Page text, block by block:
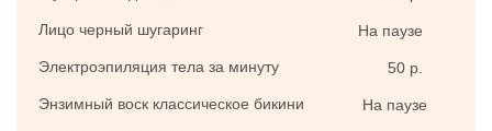
Лицо черный шугаринг На паузе
Электроэпиляция тела за минуту 50 р.
Энзимный воск классическое бикини На паузе